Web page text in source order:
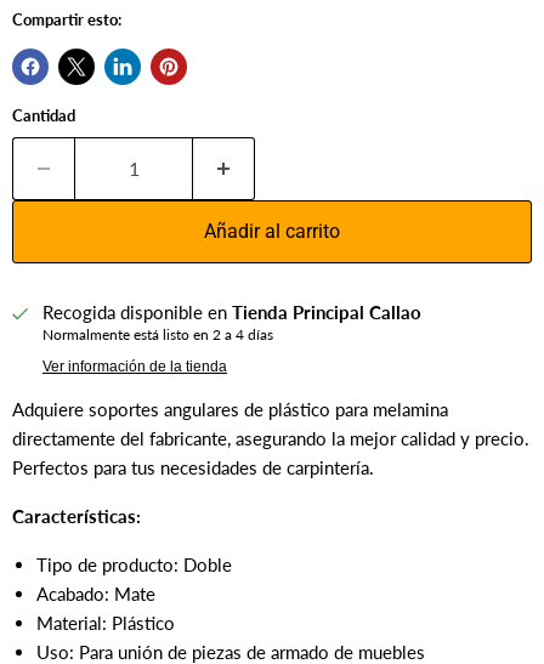
Compartir esto:
Cantidad
Añadir al carrito
Recogida disponible en Tienda Principal Callao
Normalmente está listo en 2 a 4 días
Ver información de la tienda
Adquiere soportes angulares de plástico para melamina
directamente del fabricante, asegurando la mejor calidad y precio.
Perfectos para tus necesidades de carpintería.
Características:
Tipo de producto: Doble
Acabado: Mate
Material: Plástico
Uso: Para unión de piezas de armado de muebles